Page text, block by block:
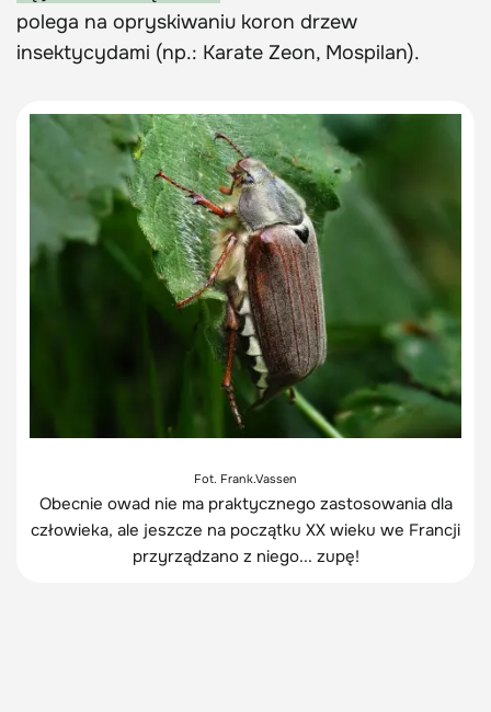
polega na opryskiwaniu koron drzew
insektycydami (np.: Karate Zeon, Mospilan).
Fot. Frank.Vassen
Obecnie owad nie ma praktycznego zastosowania dla
człowieka, ale jeszcze na początku XX wieku we Francji
przyrządzano z niego... zupę!